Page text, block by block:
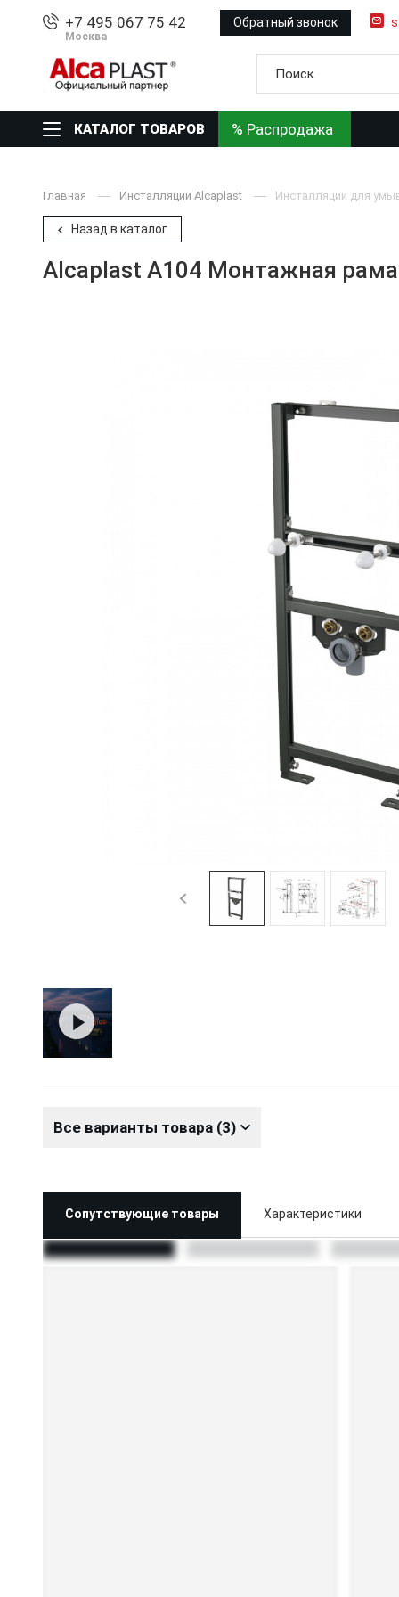
+7 495 067 75 42
Москва
Обратный звонок
КАТАЛОГ ТОВАРОВ % Распродажа
Главная Инсталляции Alcaplast Инсталляции для
Назад в каталог
Alcaplast A104 Монтажная
Все варианты товара (3)
Сопутствующие товары Характеристики